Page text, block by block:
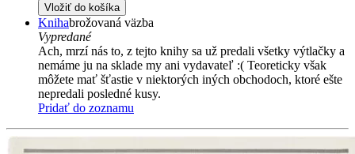
Vložiť do košíka
Knihabrožovaná väzba
Vypredané
Ach, mrzí nás to, z tejto knihy sa už predali všetky výtlačky a
nemáme ju na sklade my ani vydavateľ :( Teoreticky však
môžete mať šťastie v niektorých iných obchodoch, ktoré ešte
nepredali posledné kusy.
Pridať do zoznamu